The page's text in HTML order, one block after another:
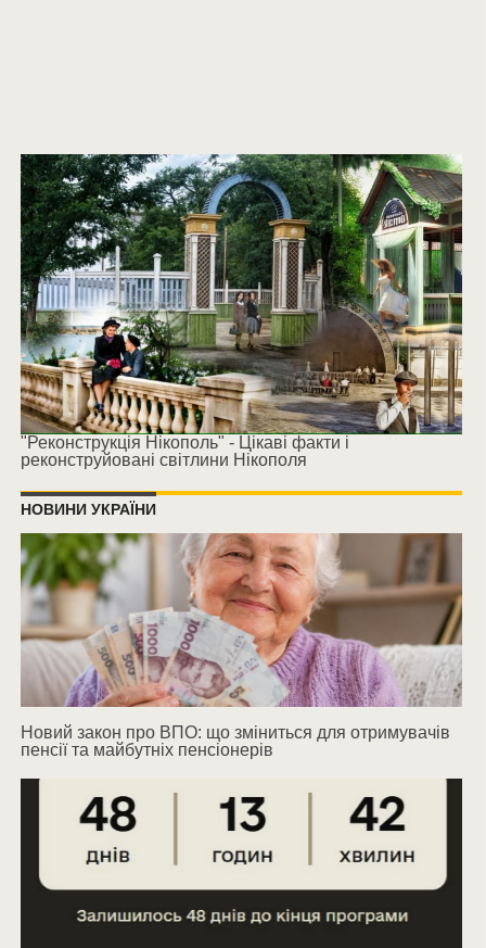
"Реконструкція Нікополь" - Цікаві факти і
реконструйовані світлини Нікополя
НОВИНИ УКРАЇНИ
Новий закон про ВПО: що зміниться для отримувачів
пенсії та майбутніх пенсіонерів